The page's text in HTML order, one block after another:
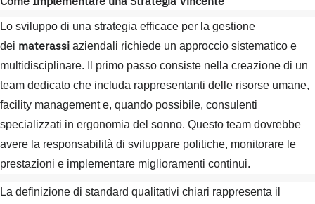
Lo sviluppo di una strategia efficace per la gestione
dei materassi aziendali richiede un approccio sistematico e
multidisciplinare. Il primo passo consiste nella creazione di un
team dedicato che includa rappresentanti delle risorse umane,
facility management e, quando possibile, consulenti
specializzati in ergonomia del sonno. Questo team dovrebbe
avere la responsabilità di sviluppare politiche, monitorare le
prestazioni e implementare miglioramenti continui.
La definizione di standard qualitativi chiari rappresenta il